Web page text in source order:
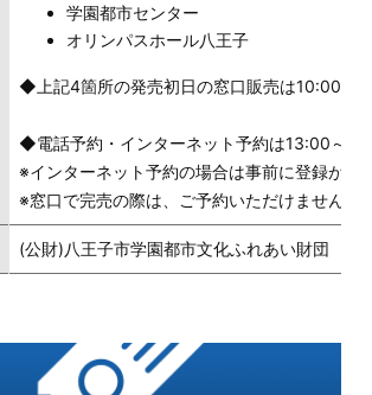
学園都市センター
オリンパスホール八王子
◆上記4箇所の発売初日の窓口販売は10:00～
◆電話予約・インターネット予約は13:00～
※インターネット予約の場合は事前に登録が必
※窓口で完売の際は、ご予約いただけません。
(公財)八王子市学園都市文化ふれあい財団